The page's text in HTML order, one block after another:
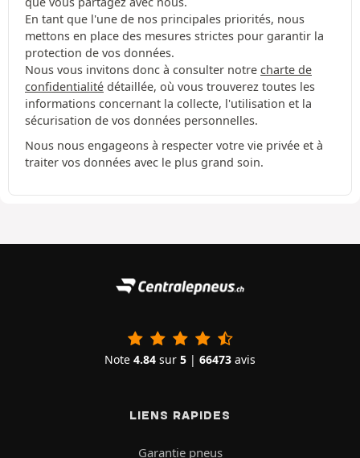
En tant que l'une de nos principales priorités, nous
mettons en place des mesures strictes pour garantir la
protection de vos données.
Nous vous invitons donc à consulter notre charte de
confidentialité détaillée, où vous trouverez toutes les
informations concernant la collecte, l'utilisation et la
sécurisation de vos données personnelles.
Nous nous engageons à respecter votre vie privée et à
traiter vos données avec le plus grand soin.
Note 4.84 sur 5 | 66473 avis
LIENS RAPIDES
Garantie pneus